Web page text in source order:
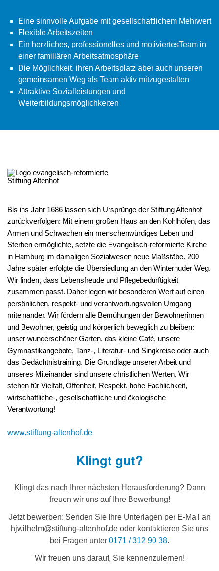
Eine sinnvolle Aufgabe mit gesellschaftlichem Mehrwert
Flexible Arbeitszeiten
Ein herzliches, professionelles und motiviertesTeam in
einer familiären Arbeitsatmosphäre
Die Möglichkeit, ihren Arbeitsplatz aber auch unseren
gemeinsamen Weg als Team aktiv mitzugestalten
Attraktive Sozialleistungen und
Weiterbildungsmöglichkeiten
Bis ins Jahr 1686 lassen sich Ursprünge der Stiftung Altenhof
zurückverfolgen: Mit einem großen Haus an den Kohlhöfen, das
Armen und Schwachen ein menschenwürdiges Leben und
Sterben ermöglichte, setzte die Evangelisch-reformierte Kirche
in Hamburg im damaligen Sozialwesen neue Maßstäbe. 200
Jahre später erfolgte die Übersiedlung an den Winterhuder Weg.
Wir finden, dass Lebensfreude und Pflegebedürftigkeit
zusammen passt. Daher legen wir besonderen Wert auf einen
persönlichen, respekt- und verantwortungsvollen Umgang
miteinander. Wir fördern alle Bemühungen der Bewohnerinnen
und Bewohner, geistig und körperlich beweglich zu bleiben:
unser wunderschöner Garten, das kleine Café, unsere
Gymnastikangebote, Tanz-, Literatur- und Singkreise oder auch
das Gedächtnistraining. Die Grundlage unserer Arbeit und
unseres Miteinander sind unsere christlichen Werten. Wir
stehen für Vielfalt, Offenheit, Respekt, hohe Fachlichkeit,
wirtschaftliche-, gesellschaftliche und ökologische
Verantwortung!
www.stiftung-altenhof.de
Klingt gut?
Klingt das nach Ihrer nächsten Herausforderung? Dann
freuen wir uns auf Ihre Bewerbung!
Jetzt bewerben: Senden Sie Ihre Unterlagen per E-Mail an
hjwilhelm@stiftung-altenhof.de oder kontaktieren Sie uns
bei Fragen unter 0171 / 312 90 38.
Wir freuen uns darauf, Sie kennenzulernen!